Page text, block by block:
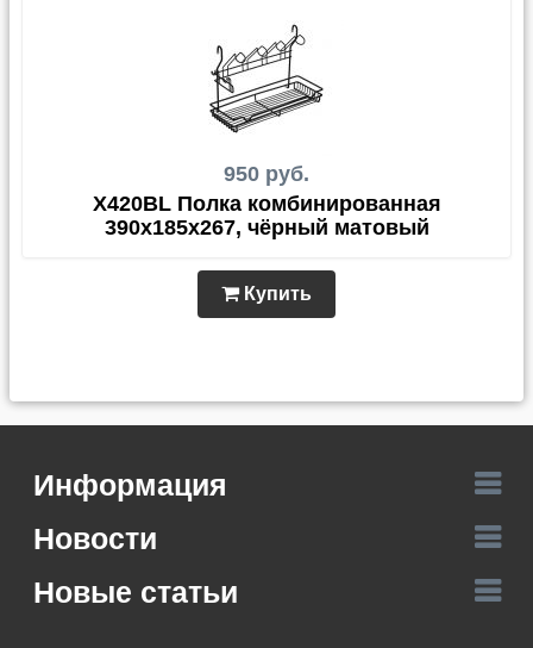
950 руб.
X420BL Полка комбинированная
390х185х267, чёрный матовый
Купить
Информация
Новости
Новые статьи